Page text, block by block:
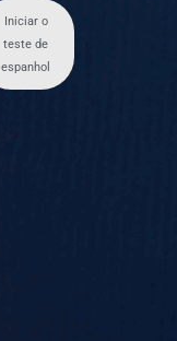
Iniciar o
teste de
espanhol